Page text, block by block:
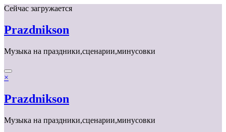
Перейти
содержимому
Сейчас загружается
Prazdnikson
Музыка на праздники,сценарии,минусовки
×
Prazdnikson
Музыка на праздники,сценарии,минусовки